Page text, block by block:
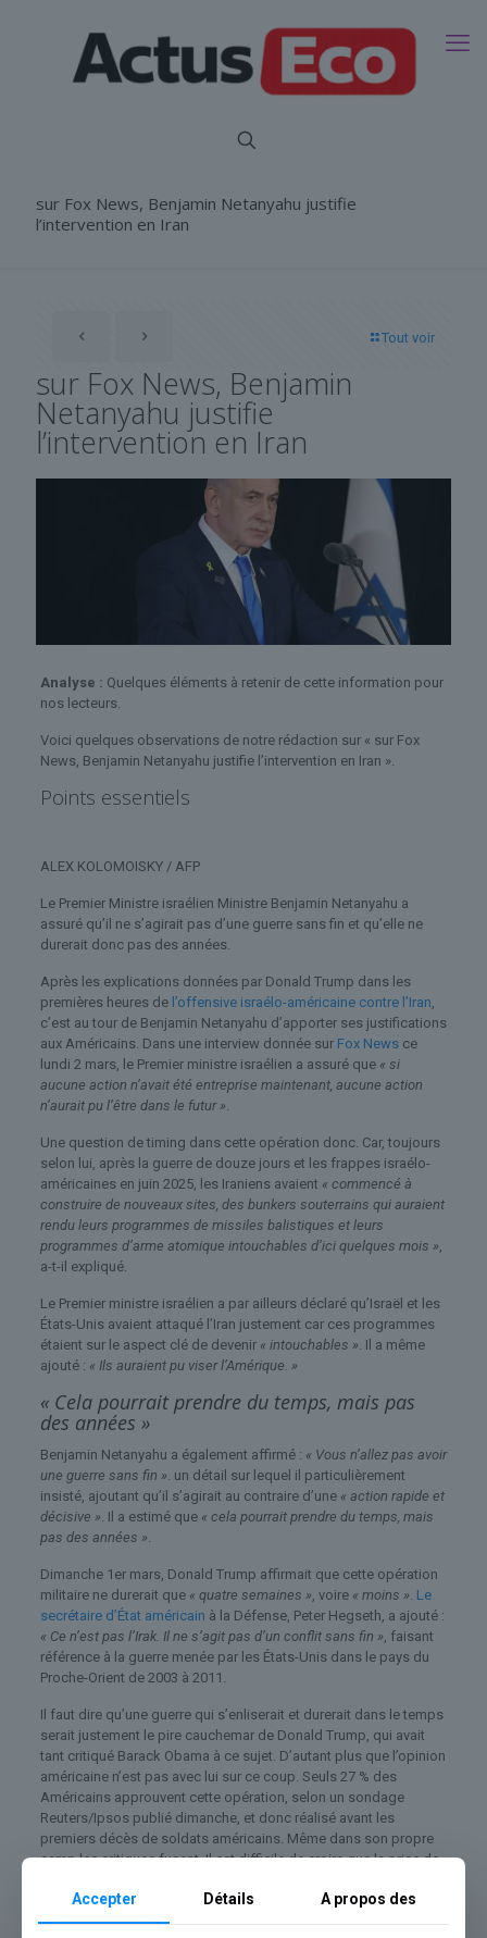
sur Fox News, Benjamin Netanyahu justifie
l’intervention en Iran
Tout voir
sur Fox News, Benjamin
Netanyahu justifie
l’intervention en Iran
Analyse : Quelques éléments à retenir de cette information pour
nos lecteurs.
Voici quelques observations de notre rédaction sur « sur Fox
News, Benjamin Netanyahu justifie l’intervention en Iran ».
Points essentiels
ALEX KOLOMOISKY / AFP
Le Premier Ministre israélien Ministre Benjamin Netanyahu a
assuré qu’il ne s’agirait pas d’une guerre sans fin et qu’elle ne
durerait donc pas des années.
Après les explications données par Donald Trump dans les
premières heures de l’offensive israélo-américaine contre l’Iran
c’est au tour de Benjamin Netanyahu d’apporter ses justifications
aux Américains. Dans une interview donnée sur Fox Newsce
lundi 2 mars, le Premier ministre israélien a assuré que « si
aucune action n’avait été entreprise maintenant, aucune action
n’aurait pu l’être dans le futur »
Une question de timing dans cette opération donc. Car, toujours
selon lui, après la guerre de douze jours et les frappes israélo-
américaines en juin 2025, les Iraniens avaient « commencé à
construire de nouveaux sites, des bunkers souterrains qui auraient
rendu leurs programmes de missiles balistiques et leurs
programmes d’arme atomique intouchables d’ici quelques mois »
a-t-il expliqué.
Le Premier ministre israélien a par ailleurs déclaré qu’Israël et les
États-Unis avaient attaqué l’Iran justement car ces programmes
étaient sur le aspect clé de devenir « intouchables » . Il a même
ajouté : « Ils auraient pu viser l’Amérique. »
« Cela pourrait prendre du temps, mais pas
des années »
Benjamin Netanyahu a également affirmé : « Vous n’allez pas avoir
une guerre sans fin » . un détail sur lequel il particulièrement
insisté, ajoutant qu’il s’agirait au contraire d’une « action rapide et
décisive » . Il a estimé que « cela pourrait prendre du temps, mais
pas des années »
Dimanche 1er mars, Donald Trump affirmait que cette opération
militaire ne durerait que « quatre semaines » , voire « moins » Le
secrétaire d’État américain à la Défense, Peter Hegseth, a ajouté :
« Ce n’est pas l’Irak. Il ne s’agit pas d’un conflit sans fin » , faisant
référence à la guerre menée par les États-Unis dans le pays du
Proche-Orient de 2003 à 2011.
Il faut dire qu’une guerre qui s’enliserait et durerait dans le temps
serait justement le pire cauchemar de Donald Trump, qui avait
tant critiqué Barack Obama à ce sujet. D’autant plus que l’opinion
américaine n’est pas avec lui sur ce coup. Seuls 27 % des
Américains approuvent cette opération, selon un sondage
Reuters/Ipsos publié dimanche, et donc réalisé avant les
premiers décès de soldats américains. Même dans son propre
camp les critiques fusent. Il est difficile de croire que la prise de
change quelque chose.
Accepter Détails A propos des